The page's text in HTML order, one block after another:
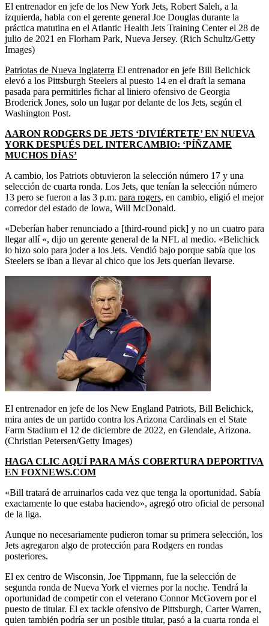
El entrenador en jefe de los New York Jets, Robert Saleh, a la
izquierda, habla con el gerente general Joe Douglas durante la
práctica matutina en el Atlantic Health Jets Training Center el 28 de
julio de 2021 en Florham Park, Nueva Jersey. (Rich Schultz/Getty
Images)
Patriotas de Nueva Inglaterra El entrenador en jefe Bill Belichick
elevó a los Pittsburgh Steelers al puesto 14 en el draft la semana
pasada para permitirles fichar al liniero ofensivo de Georgia
Broderick Jones, solo un lugar por delante de los Jets, según el
Washington Post.
AARON RODGERS DE JETS ‘DIVIÉRTETE’ EN NUEVA
YORK DESPUÉS DEL INTERCAMBIO: ‘PÍÑZAME
MUCHOS DÍAS’
A cambio, los Patriots obtuvieron la selección número 17 y una
selección de cuarta ronda. Los Jets, que tenían la selección número
13 pero se fueron a las 3 p.m. para rogers, en cambio, eligió el mejor
corredor del estado de Iowa, Will McDonald.
«Deberían haber renunciado a [third-round pick] y no un cuatro para
llegar allí «, dijo un gerente general de la NFL al medio. «Belichick
lo hizo solo para joder a los Jets. Vendió bajo porque sabía que los
Steelers se iban a llevar al chico que los Jets querían llevarse.
El entrenador en jefe de los New England Patriots, Bill Belichick,
mira antes de un partido contra los Arizona Cardinals en el State
Farm Stadium el 12 de diciembre de 2022, en Glendale, Arizona.
(Christian Petersen/Getty Images)
HAGA CLIC AQUÍ PARA MÁS COBERTURA DEPORTIVA
EN FOXNEWS.COM
«Bill tratará de arruinarlos cada vez que tenga la oportunidad. Sabía
exactamente lo que estaba haciendo», agregó otro oficial de personal
de la liga.
Aunque no necesariamente pudieron tomar su primera selección, los
Jets agregaron algo de protección para Rodgers en rondas
posteriores.
El ex centro de Wisconsin, Joe Tippmann, fue la selección de
segunda ronda de Nueva York el viernes por la noche. Tendrá la
oportunidad de competir con el veterano Connor McGovern por el
puesto de titular. El ex tackle ofensivo de Pittsburgh, Carter Warren,
quien también podría ser un posible titular, pasó a la cuarta ronda el